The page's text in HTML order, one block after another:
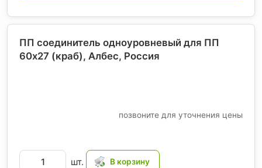
ПП соединитель одноуровневый для ПП
60х27 (краб), Албес, Россия
позвоните для уточнения цены
шт.